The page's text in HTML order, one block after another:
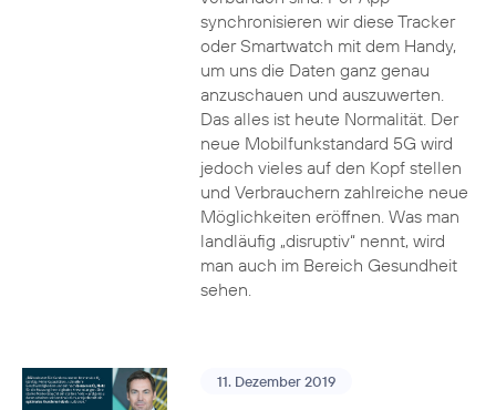
synchronisieren wir diese Tracker
oder Smartwatch mit dem Handy,
um uns die Daten ganz genau
anzuschauen und auszuwerten.
Das alles ist heute Normalität. Der
neue Mobilfunkstandard 5G wird
jedoch vieles auf den Kopf stellen
und Verbrauchern zahlreiche neue
Möglichkeiten eröffnen. Was man
landläufig „disruptiv“ nennt, wird
man auch im Bereich Gesundheit
sehen.
11. Dezember 2019